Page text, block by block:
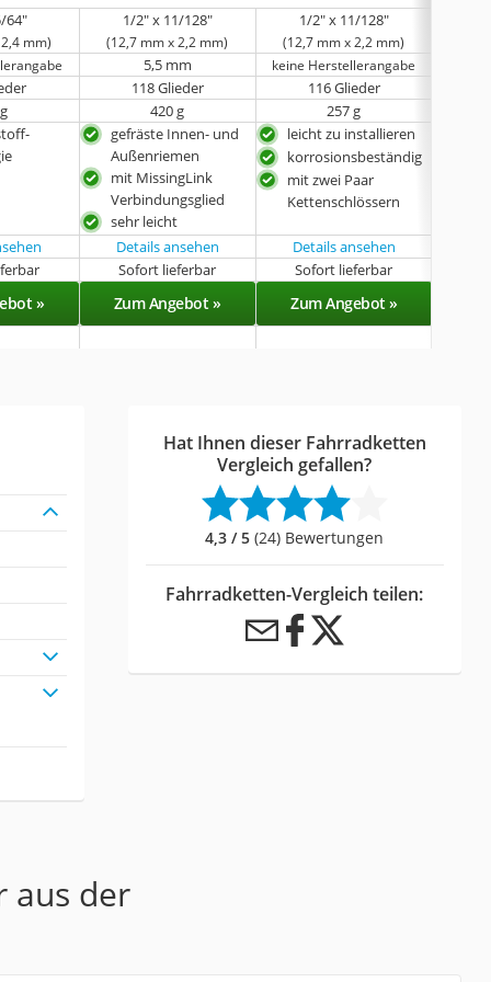
64"
mm)
1/2" x 11/128"
(12,7 mm x 2,2 mm)
1/2" x 11/128"
(12,7 mm x 2,2 mm)
5,5 mm keine Herstellerangabe
118 Glieder 116 Glieder
420 g 257 g
gefräste Innen- und
Außenriemen
mit MissingLink
Verbindungsglied
sehr leicht
leicht zu installieren
korrosionsbeständig
mit zwei Paar
Kettenschlössern
Details ansehen
Details ansehen
Sofort lieferbar Sofort lieferbar
» Zum Angebot » Zum Angebot »
Hat Ihnen dieser Fahrradketten
Vergleich gefallen?
4,3 / 5 (24) Bewertungen
Fahrradketten-Vergleich teilen:
aus der